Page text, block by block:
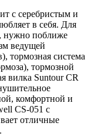
с серебристым и
в себя. Для
нужно поближе
ведущей
тормозная система
тормозной
вилка Suntour CR
комфортной и
CS-051 с
отличные